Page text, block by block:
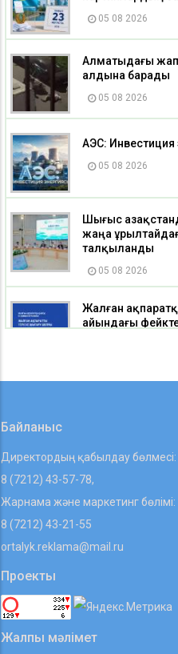
05 08 2026
Алматыдағы
алдына барады
05 08 2026
АЭС: Инвестиция
05 08 2026
Шығыс
жаңа
талқыланды
05 08 2026
Жалған
айындағы
Байланыс
Директордың қабылдау бөлмесі:
8 (7212) 43-57-78,
Жарнама және маркетинг бөлімі:
8 (7212) 43-21-55
ortalyk.reklama@mail.ru
Проекты
Жалпы мәлімет